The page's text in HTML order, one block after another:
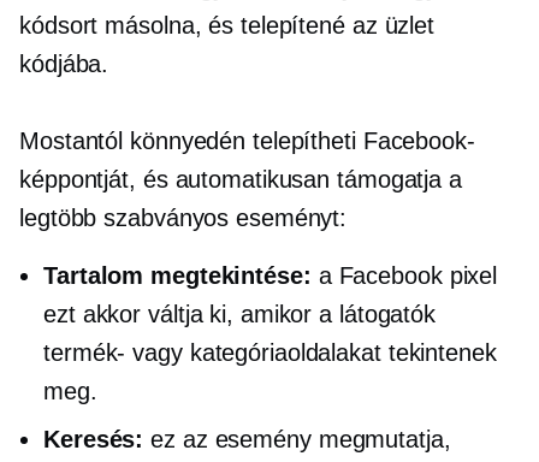
kódsort másolna, és telepítené az üzlet
kódjába.
Mostantól könnyedén telepítheti Facebook-
képpontját, és automatikusan támogatja a
legtöbb szabványos eseményt:
Tartalom megtekintése: a Facebook pixel
ezt akkor váltja ki, amikor a látogatók
termék- vagy kategóriaoldalakat tekintenek
meg.
Keresés: ez az esemény megmutatja,